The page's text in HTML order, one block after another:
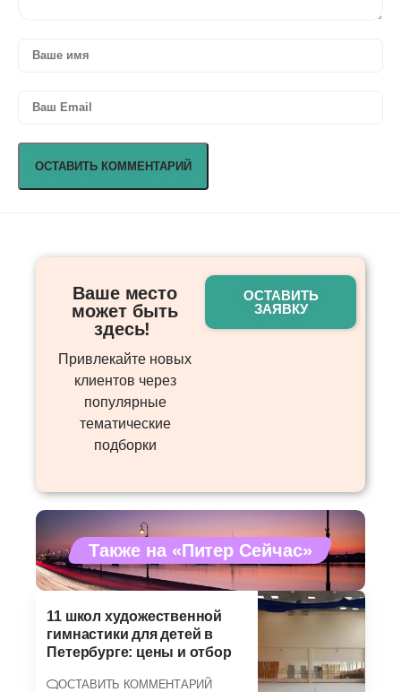
Ваше место
может быть
здесь! ​
Привлекайте новых
клиентов через
популярные
тематические
подборки
ОСТАВИТЬ
ЗАЯВКУ
Также на «Питер Сейчас»
11 школ художественной
гимнастики для детей в
Петербурге: цены и отбор
ОСТАВИТЬ КОММЕНТАРИЙ